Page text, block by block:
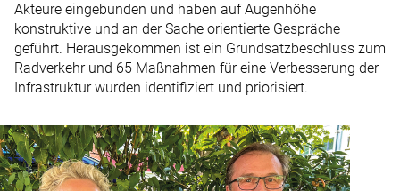
Akteure eingebunden und haben auf Augenhöhe
konstruktive und an der Sache orientierte Gespräche
geführt. Herausgekommen ist ein Grundsatzbeschluss zum
Radverkehr und 65 Maßnahmen für eine Verbesserung der
Infrastruktur wurden identifiziert und priorisiert.